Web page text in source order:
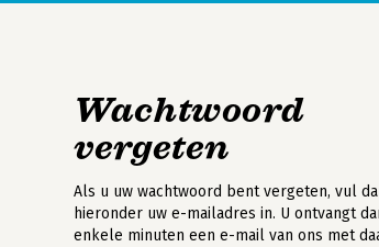
Wachtwoord
vergeten
Als u uw wachtwoord bent vergeten, vul
hieronder uw e-mailadres in. U ontvangt
enkele minuten een e-mail van ons met